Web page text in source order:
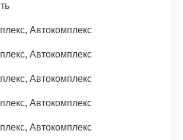
Автокомплекс
Автокомплекс
Автокомплекс
Автокомплекс
Автокомплекс